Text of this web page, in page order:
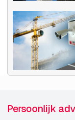
Persoonlijk